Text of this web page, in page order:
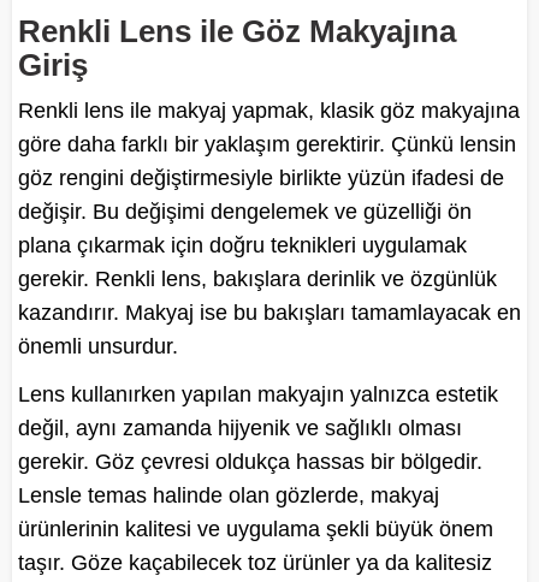
Renkli Lens ile Göz Makyajına
Giriş
Renkli lens ile makyaj yapmak, klasik göz makyajına
göre daha farklı bir yaklaşım gerektirir. Çünkü lensin
göz rengini değiştirmesiyle birlikte yüzün ifadesi de
değişir. Bu değişimi dengelemek ve güzelliği ön
plana çıkarmak için doğru teknikleri uygulamak
gerekir. Renkli lens, bakışlara derinlik ve özgünlük
kazandırır. Makyaj ise bu bakışları tamamlayacak en
önemli unsurdur.
Lens kullanırken yapılan makyajın yalnızca estetik
değil, aynı zamanda hijyenik ve sağlıklı olması
gerekir. Göz çevresi oldukça hassas bir bölgedir.
Lensle temas halinde olan gözlerde, makyaj
ürünlerinin kalitesi ve uygulama şekli büyük önem
taşır. Göze kaçabilecek toz ürünler ya da kalitesiz